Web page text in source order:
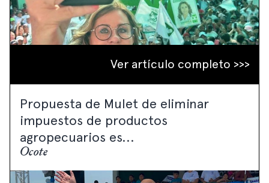
Ver artículo completo >>>
Propuesta de Mulet de eliminar
impuestos de productos
agropecuarios es...
Ocote